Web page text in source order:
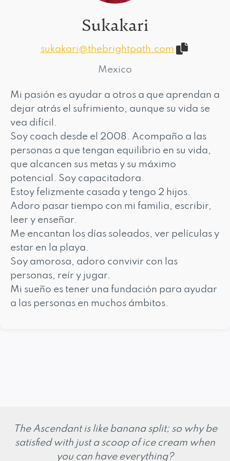
Sukakari
sukakari@thebrightpath.com
Mexico
Mi pasión es ayudar a otros a que aprendan a
dejar atrás el sufrimiento, aunque su vida se
vea difícil.
Soy coach desde el 2008. Acompaño a las
personas a que tengan equilibrio en su vida,
que alcancen sus metas y su máximo
potencial. Soy capacitadora.
Estoy felizmente casada y tengo 2 hijos.
Adoro pasar tiempo con mi familia, escribir,
leer y enseñar.
Me encantan los días soleados, ver películas y
estar en la playa.
Soy amorosa, adoro convivir con las
personas, reír y jugar.
Mi sueño es tener una fundación para ayudar
a las personas en muchos ámbitos.
The Ascendant is like banana split; so why be
satisfied with just a scoop of ice cream when
you can have everything?